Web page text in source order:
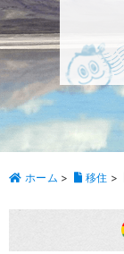
ホーム > 移住 >